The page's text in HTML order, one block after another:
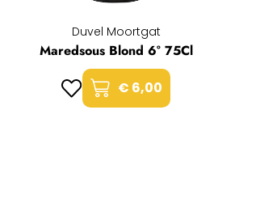
Duvel Moortgat
Maredsous Blond 6° 75Cl
€ 6,00